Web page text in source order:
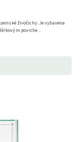
živočichy. Je vybavena
povrche...